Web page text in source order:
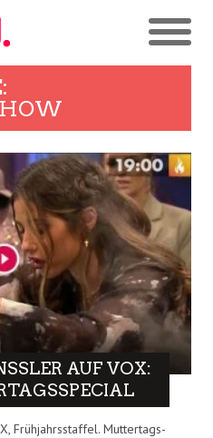
AUF VOX:
Frühjahrsstaffel. Muttertags-